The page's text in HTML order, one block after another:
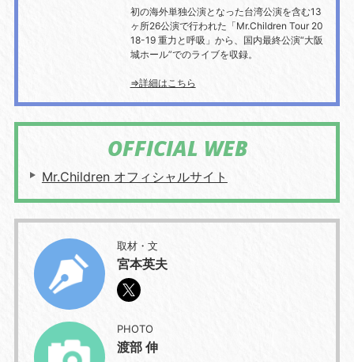
初の海外単独公演となった台湾公演を含む13
ヶ所26公演で行われた「Mr.Children Tour 20
18-19 重力と呼吸」から、国内最終公演“大阪
城ホール”でのライブを収録。
⇒詳細はこちら
OFFICIAL WEB
Mr.Children オフィシャルサイト
取材・文
宮本英夫
PHOTO
渡部 伸